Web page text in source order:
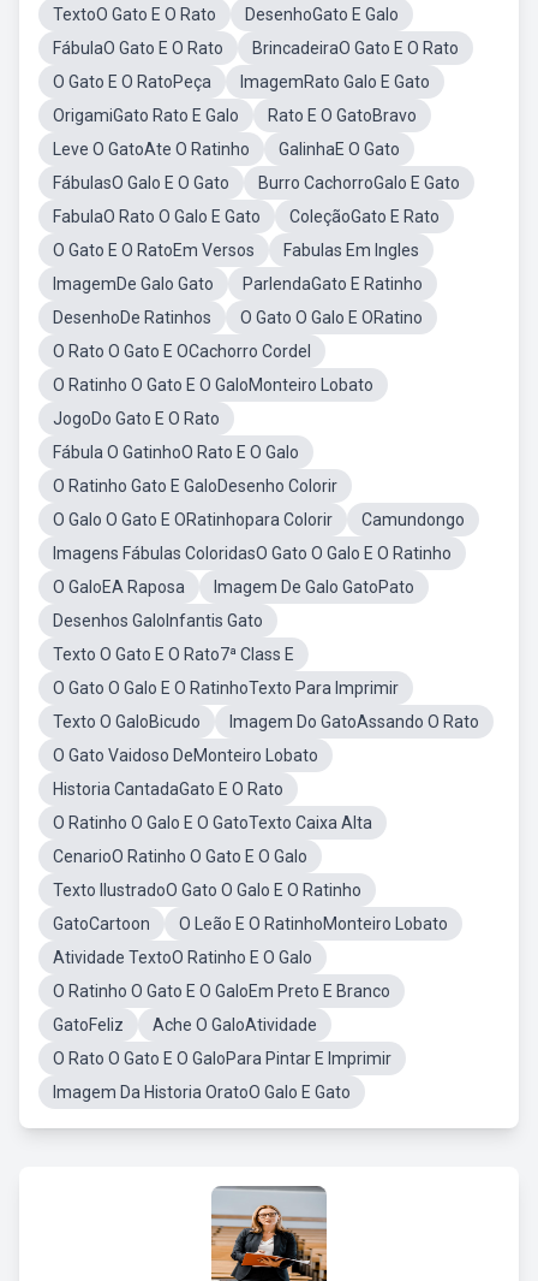
TextoO Gato E O Rato
DesenhoGato E Galo
FábulaO Gato E O Rato
BrincadeiraO Gato E O Rato
O Gato E O RatoPeça
ImagemRato Galo E Gato
OrigamiGato Rato E Galo
Rato E O GatoBravo
Leve O GatoAte O Ratinho
GalinhaE O Gato
FábulasO Galo E O Gato
Burro CachorroGalo E Gato
FabulaO Rato O Galo E Gato
ColeçãoGato E Rato
O Gato E O RatoEm Versos
Fabulas Em Ingles
ImagemDe Galo Gato
ParlendaGato E Ratinho
DesenhoDe Ratinhos
O Gato O Galo E ORatino
O Rato O Gato E OCachorro Cordel
O Ratinho O Gato E O GaloMonteiro Lobato
JogoDo Gato E O Rato
Fábula O GatinhoO Rato E O Galo
O Ratinho Gato E GaloDesenho Colorir
O Galo O Gato E ORatinhopara Colorir
Camundongo
Imagens Fábulas ColoridasO Gato O Galo E O Ratinho
O GaloEA Raposa
Imagem De Galo GatoPato
Desenhos GaloInfantis Gato
Texto O Gato E O Rato7ª Class E
O Gato O Galo E O RatinhoTexto Para Imprimir
Texto O GaloBicudo
Imagem Do GatoAssando O Rato
O Gato Vaidoso DeMonteiro Lobato
Historia CantadaGato E O Rato
O Ratinho O Galo E O GatoTexto Caixa Alta
CenarioO Ratinho O Gato E O Galo
Texto IlustradoO Gato O Galo E O Ratinho
GatoCartoon
O Leão E O RatinhoMonteiro Lobato
Atividade TextoO Ratinho E O Galo
O Ratinho O Gato E O GaloEm Preto E Branco
GatoFeliz
Ache O GaloAtividade
O Rato O Gato E O GaloPara Pintar E Imprimir
Imagem Da Historia OratoO Galo E Gato